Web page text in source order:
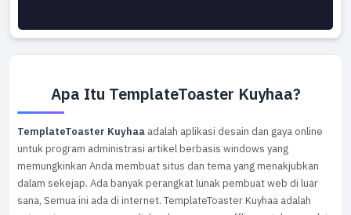
Apa Itu TemplateToaster Kuyhaa?
TemplateToaster Kuyhaa adalah aplikasi desain dan gaya online
untuk program administrasi artikel berbasis windows yang
memungkinkan Anda membuat situs dan tema yang menakjubkan
dalam sekejap. Ada banyak perangkat lunak pembuat web di luar
sana, Semua ini ada di internet. TemplateToaster Kuyhaa adalah